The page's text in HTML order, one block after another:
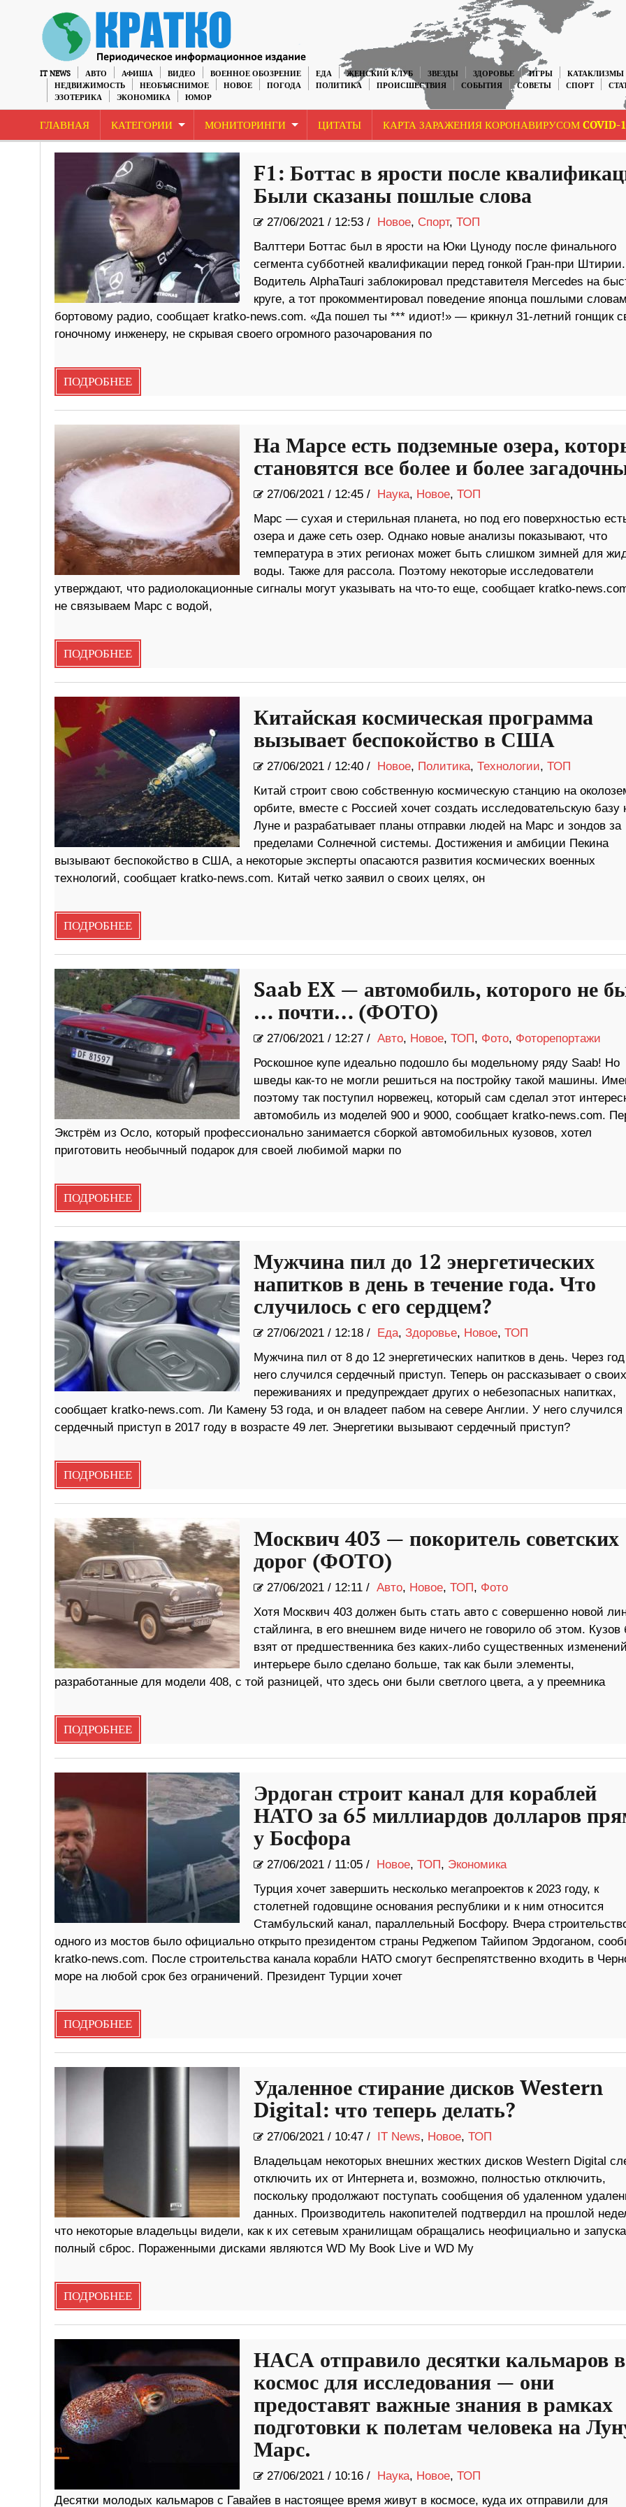
IT NEWS АВТО АФИША ВИДЕО ВОЕННОЕ ОБОЗРЕНИЕ ЕДА ЖЕНСКИЙ КЛУБ ЗВЕЗДЫ ЗДОРОВЬЕ ИГРЫ
КАТАКЛИЗМЫ
НЕДВИЖИМОСТЬ
НЕОБЪЯСНИМОЕ НОВОЕ ПОГОДА ПОЛИТИКА ПРОИСШЕСТВИЯ СОБЫТИЯ СОВЕТЫ СПОРТ
ЭЗОТЕРИКА
ЭКОНОМИКА ЮМОР
ГЛАВНАЯ КАТЕГОРИИ МОНИТОРИНГИ ЦИТАТЫ КАРТА ЗАРАЖЕНИЯ КОРОНАВИРУСОМ COVID-
F1: Боттас в ярости после
Были сказаны пошлые слова
27/06/2021/ 12:53 / Новое, Спорт, ТОП
Валттери Боттас был в ярости на Юки Цуноду после финального
сегмента субботней квалификации перед гонкой Гран-при Штирии.
Водитель AlphaTauri заблокировал представителя Mercedes на
круге, а тот прокомментировал поведение японца пошлыми
бортовому радио, сообщает kratko-news.com. «Да пошел ты *** идиот!» — крикнул 31-летний гонщик
гоночному инженеру, не скрывая своего огромного разочарования по
ПОДРОБНЕЕ
На Марсе есть подземные озера,
становятся все более и более
27/06/2021/ 12:45 / Наука, Новое, ТОП
Марс — сухая и стерильная планета, но под его поверхностью
озера и даже сеть озер. Однако новые анализы показывают, что
температура в этих регионах может быть слишком зимней для
воды. Также для рассола. Поэтому некоторые исследователи
утверждают, что радиолокационные сигналы могут указывать на что-то еще, сообщает kratko-
не связываем Марс с водой,
ПОДРОБНЕЕ
Китайская космическая программа
вызывает беспокойство в США
27/06/2021/ 12:40 / Новое, Политика, Технологии, ТОП
Китай строит свою собственную космическую станцию ​​на
орбите, вместе с Россией хочет создать исследовательскую базу
Луне и разрабатывает планы отправки людей на Марс и зондов за
пределами Солнечной системы. Достижения и амбиции Пекина
вызывают беспокойство в США, а некоторые эксперты опасаются развития космических военных
технологий, сообщает kratko-news.com. Китай четко заявил о своих целях, он
ПОДРОБНЕЕ
Saab EX — автомобиль, которого не
… почти… (ФОТО)
27/06/2021/ 12:27 / Авто, Новое, ТОП, Фото, Фоторепортажи
Роскошное купе идеально подошло бы модельному ряду Saab! Но
шведы как-то не могли решиться на постройку такой машины.
поэтому так поступил норвежец, который сам сделал этот
автомобиль из моделей 900 и 9000, сообщает kratko-news.com.
Экстрём из Осло, который профессионально занимается сборкой автомобильных кузовов, хотел
приготовить необычный подарок для своей любимой марки по
ПОДРОБНЕЕ
Мужчина пил до 12 энергетических
напитков в день в течение года. Что
случилось с его сердцем?
27/06/2021/ 12:18 / Еда, Здоровье, Новое, ТОП
Мужчина пил от 8 до 12 энергетических напитков в день. Через
него случился сердечный приступ. Теперь он рассказывает о своих
переживаниях и предупреждает других о небезопасных напитках,
сообщает kratko-news.com. Ли Камену 53 года, и он владеет пабом на севере Англии. У него случился
сердечный приступ в 2017 году в возрасте 49 лет. Энергетики вызывают сердечный приступ?
ПОДРОБНЕЕ
Москвич 403 — покоритель советских
дорог (ФОТО)
27/06/2021/ 12:11 / Авто, Новое, ТОП, Фото
Хотя Москвич 403 должен быть стать авто с совершенно новой
стайлинга, в его внешнем виде ничего не говорило об этом. Кузов
взят от предшественника без каких-либо существенных
интерьере было сделано больше, так как были элементы,
разработанные для модели 408, с той разницей, что здесь они были светлого цвета, а у преемника
ПОДРОБНЕЕ
Эрдоган строит канал для кораблей
НАТО за 65 миллиардов долларов
у Босфора
27/06/2021/ 11:05 / Новое, ТОП, Экономика
Турция хочет завершить несколько мегапроектов к 2023 году, к
столетней годовщине основания республики и к ним относится
Стамбульский канал, параллельный Босфору. Вчера
одного из мостов было официально открыто президентом страны Реджепом Тайипом Эрдоганом,
kratko-news.com. После строительства канала корабли НАТО смогут беспрепятственно входить в
море на любой срок без ограничений. Президент Турции хочет
ПОДРОБНЕЕ
Удаленное стирание дисков Western
Digital: что теперь делать?
27/06/2021/ 10:47 / IT News, Новое, ТОП
Владельцам некоторых внешних жестких дисков Western Digital
отключить их от Интернета и, возможно, полностью отключить,
поскольку продолжают поступать сообщения об удаленном
данных. Производитель накопителей подтвердил на прошлой
что некоторые владельцы видели, как к их сетевым хранилищам обращались неофициально и
полный сброс. Пораженными дисками являются WD My Book Live и WD My
ПОДРОБНЕЕ
НАСА отправило десятки кальмаров в
космос для исследования — они
предоставят важные знания в рамках
подготовки к полетам человека на
Марс.
27/06/2021/ 10:16 / Наука, Новое, ТОП
Десятки молодых кальмаров с Гавайев в настоящее время живут в космосе, куда их отправили для